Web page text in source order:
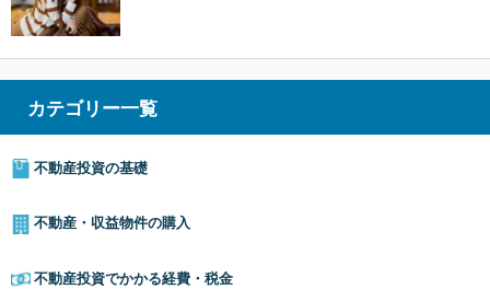
カテゴリー一覧
不動産投資の基礎
不動産・収益物件の購入
不動産投資でかかる経費・税金